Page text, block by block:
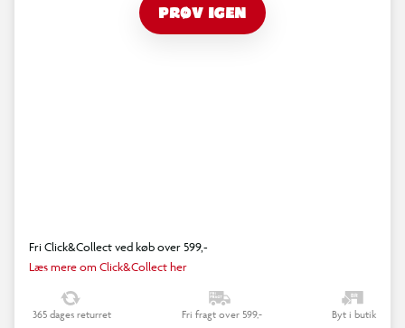
PRØV IGEN
Fri Click&Collect ved køb over 599,-
Læs mere om Click&Collect her
365 dages returret Fri fragt over 599,- Byt i butik